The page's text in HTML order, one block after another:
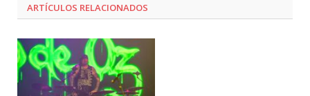
ARTÍCULOS RELACIONADOS